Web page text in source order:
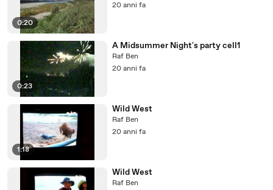
0:20
20 anni fa
0:23
A Midsummer Night's party cell1
Raf Ben
20 anni fa
1:18
Wild West
Raf Ben
20 anni fa
Wild West
Raf Ben